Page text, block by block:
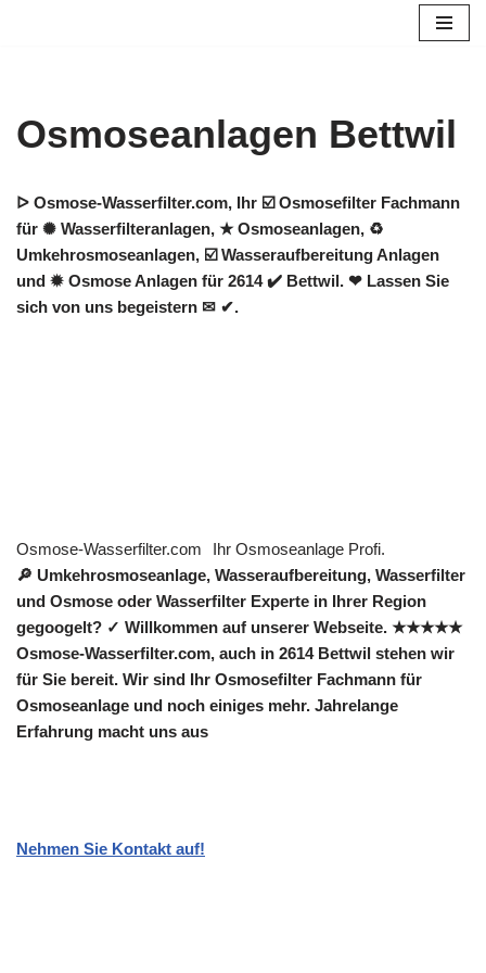
Osmoseanlagen Bettwil
ᐅ Osmose-Wasserfilter.com, Ihr ☑️ Osmosefilter Fachmann
für ✺ Wasserfilteranlagen, ★ Osmoseanlagen, ♻
Umkehrosmoseanlagen, ☑️ Wasseraufbereitung Anlagen
und ✹ Osmose Anlagen für 2614 ✔️ Bettwil. ❤ Lassen Sie
sich von uns begeistern ✉ ✔.
Osmose-Wasserfilter.com
Ihr Osmoseanlage Profi.
🔎 Umkehrosmoseanlage, Wasseraufbereitung, Wasserfilter
und Osmose oder Wasserfilter Experte in Ihrer Region
gegoogelt? ✓ Willkommen auf unserer Webseite. ★★★★★
Osmose-Wasserfilter.com, auch in 2614 Bettwil stehen wir
für Sie bereit. Wir sind Ihr Osmosefilter Fachmann für
Osmoseanlage und noch einiges mehr. Jahrelange
Erfahrung macht uns aus
Nehmen Sie Kontakt auf!